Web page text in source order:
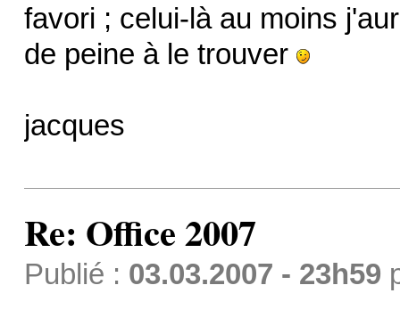
favori ; celui-là au moins
de peine à le trouver
jacques
Re: Office 2007
Publié : 03.03.2007 - 23h59